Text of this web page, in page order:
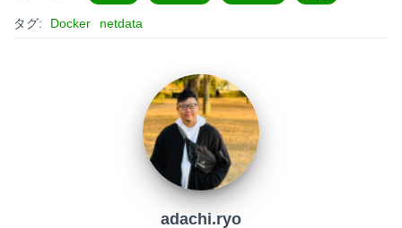
e e
t
タグ: Docker netdata
adachi.ryo